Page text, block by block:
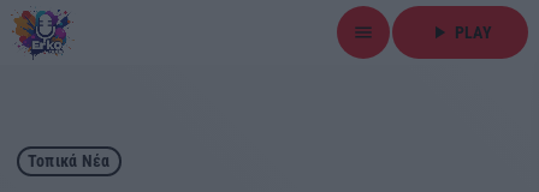
menu play_arrow PLAY
close
play_arrow ΕΡΚΟ
Τοπικά Νέα